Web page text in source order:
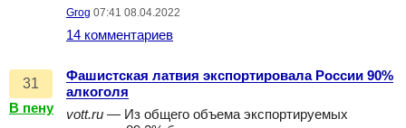
Grog 07:41 08.04.2022
14 комментариев
31
В пену
Фашистская латвия экспортировала России 90%
алкоголя
vott.ru — Из общего объема экспортируемых